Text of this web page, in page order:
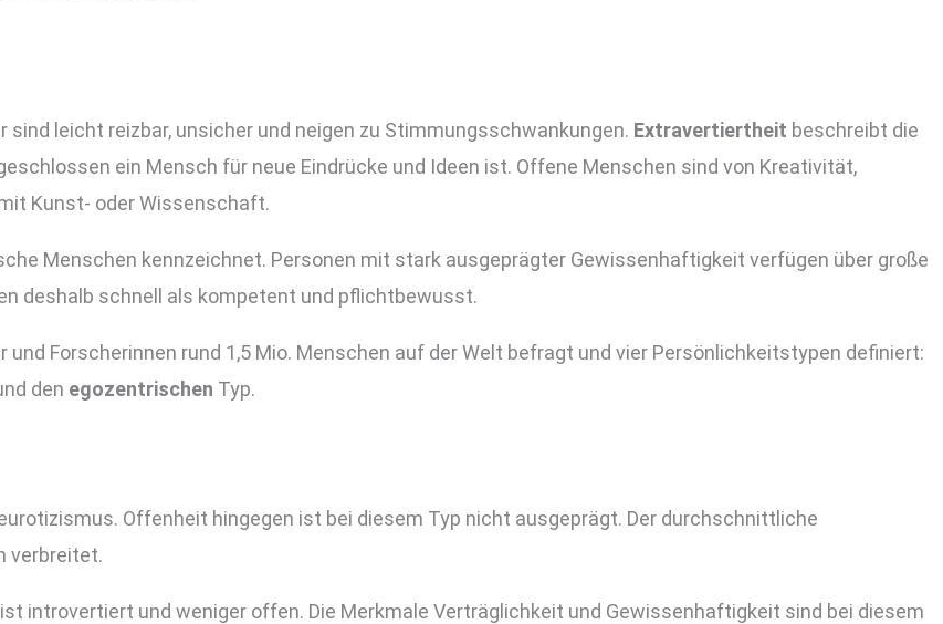
leicht reizbar, unsicher und neigen zu Stimmungsschwankungen. Extravertiertheit beschreibt die
ein Mensch für neue Eindrücke und Ideen ist. Offene Menschen sind von Kreativität,
Kunst- oder Wissenschaft.
Menschen kennzeichnet. Personen mit stark ausgeprägter Gewissenhaftigkeit verfügen über große
deshalb schnell als kompetent und pflichtbewusst.
Forscherinnen rund 1,5 Mio. Menschen auf der Welt befragt und vier Persönlichkeitstypen definiert:
den egozentrischen Typ.
Offenheit hingegen ist bei diesem Typ nicht ausgeprägt. Der durchschnittliche
verbreitet.
introvertiert und weniger offen. Die Merkmale Verträglichkeit und Gewissenhaftigkeit sind bei diesem